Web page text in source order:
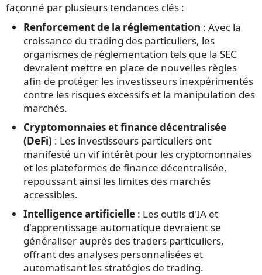
façonné par plusieurs tendances clés :
Renforcement de la réglementation : Avec la
croissance du trading des particuliers, les
organismes de réglementation tels que la SEC
devraient mettre en place de nouvelles règles
afin de protéger les investisseurs inexpérimentés
contre les risques excessifs et la manipulation des
marchés.
Cryptomonnaies et finance décentralisée
(DeFi) : Les investisseurs particuliers ont
manifesté un vif intérêt pour les cryptomonnaies
et les plateformes de finance décentralisée,
repoussant ainsi les limites des marchés
accessibles.
Intelligence artificielle : Les outils d'IA et
d'apprentissage automatique devraient se
généraliser auprès des traders particuliers,
offrant des analyses personnalisées et
automatisant les stratégies de trading.